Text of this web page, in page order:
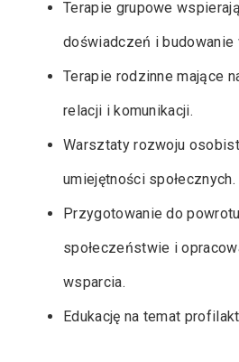
Terapie grupowe
doświadczeń i budowanie
Terapie rodzinne mające
relacji i komunikacji.
Warsztaty rozwoju
umiejętności społecznych.
Przygotowanie do
społeczeństwie i
wsparcia.
Edukację na temat